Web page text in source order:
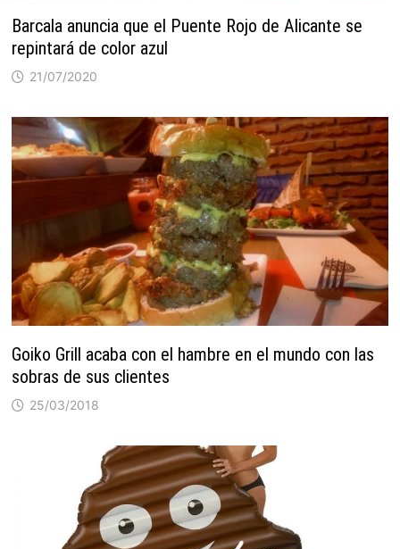
Barcala anuncia que el Puente Rojo de Alicante se
repintará de color azul
21/07/2020
Goiko Grill acaba con el hambre en el mundo con las
sobras de sus clientes
25/03/2018